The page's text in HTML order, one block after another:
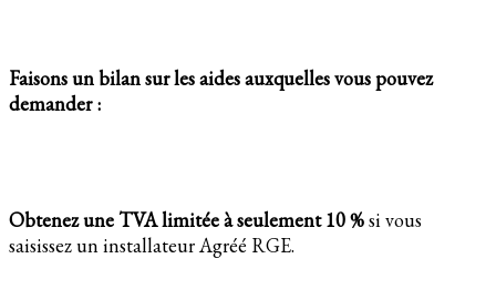
Faisons un bilan sur les aides auxquelles vous pouvez
demander :
Obtenez une TVA limitée à seulement 10 %si vous
saisissez un installateur Agréé RGE.